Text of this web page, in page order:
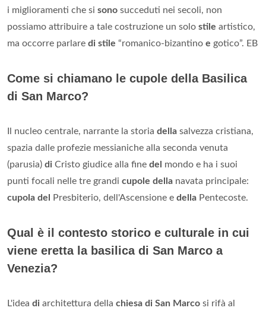
i miglioramenti che si sono succeduti nei secoli, non
possiamo attribuire a tale costruzione un solo stile artistico,
ma occorre parlare di stile “romanico-bizantino e gotico”. EB
Come si chiamano le cupole della Basilica
di San Marco?
Il nucleo centrale, narrante la storia della salvezza cristiana,
spazia dalle profezie messianiche alla seconda venuta
(parusia) di Cristo giudice alla fine del
mondo e ha i suoi
punti focali nelle tre grandi cupole della navata principale:
cupola del
Presbiterio, dell'Ascensione e della Pentecoste.
Qual è il contesto storico e culturale in cui
viene eretta la basilica di San Marco a
Venezia?
L'idea di architettura della chiesa di San Marco si rifà al